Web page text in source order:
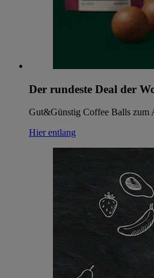
Der rundeste Deal der
Gut&Günstig Coffee Balls zum
Hier entlang